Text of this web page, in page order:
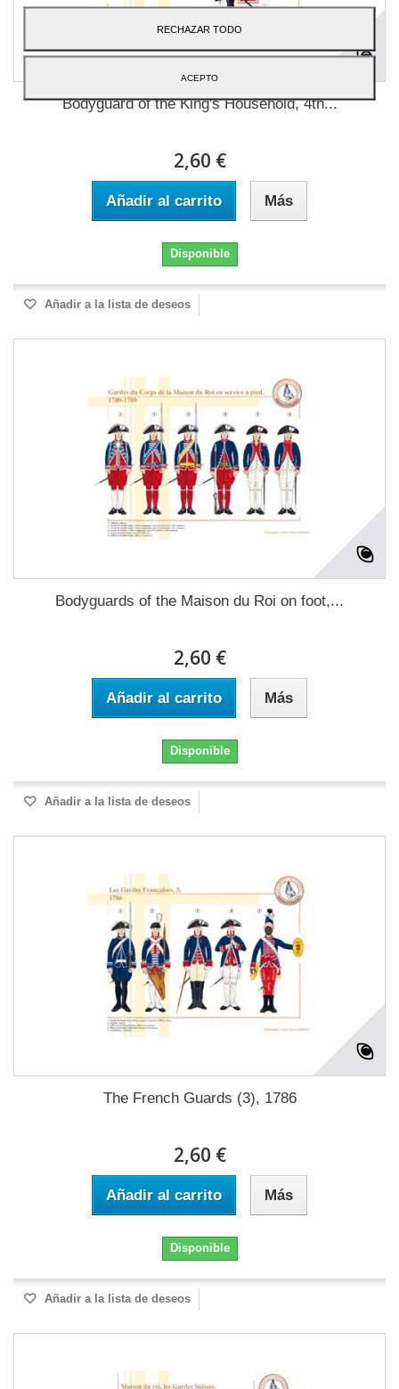
Bodyguard of the King's Household, 4th...
2,60 €
Añadir al carrito Más
Disponible
Añadir a la lista de deseos
Bodyguards of the Maison du Roi on foot,...
2,60 €
Añadir al carrito Más
Disponible
Añadir a la lista de deseos
The French Guards (3), 1786
2,60 €
Añadir al carrito Más
Disponible
Añadir a la lista de deseos
RECHAZAR TODO
ACEPTO